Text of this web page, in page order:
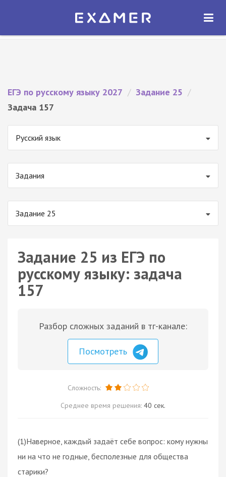
Экзамер — ЕГЭ 2027
ОТКРЫТЬ
ЕГЭ по русскому языку 2027 / Задание 25 /
Задача 157
Русский язык
Задания
Задание 25
Задание 25 из ЕГЭ по
русскому языку: задача
157
Разбор сложных заданий в тг-канале:
Посмотреть
Сложность:
Среднее время решения: 40 сек.
(1)Наверное, каждый задаёт себе вопрос: кому нужны
ни на что не годные, бесполезные для общества
старики?